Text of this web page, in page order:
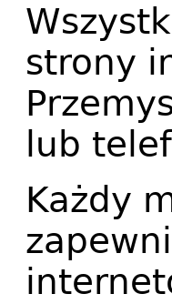
strony
lub
Każdy